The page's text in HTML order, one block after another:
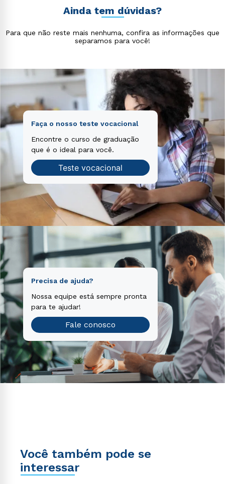
consequuntur magni dolores eos qui ratione
voluptatem sequi nesciunt.
totam rem aperiam, eaque ipsa quae ab illo inventore
veritatis et quasi architecto beatae vitae dicta sunt
voluptas sit aspernatur aut odit aut fugit, sed quia
consequuntur magni dolores eos qui ratione
Ainda tem dúvidas?
Para que não reste mais nenhuma, confira as informações que
separamos para você!
Faça o nosso teste vocacional
Encontre o curso de graduação
que é o ideal para você.
Teste vocacional
Precisa de ajuda?
Nossa equipe está sempre pronta
para te ajudar!
Fale conosco
Você também pode se
interessar